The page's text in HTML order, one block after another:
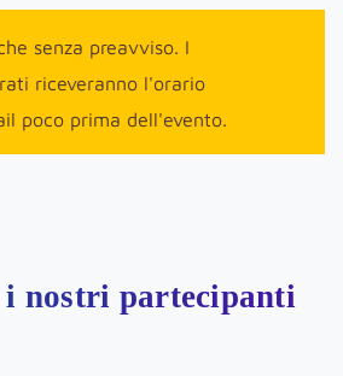
senza preavviso. I
riceveranno l'orario
poco prima dell'evento.
i nostri partecipanti